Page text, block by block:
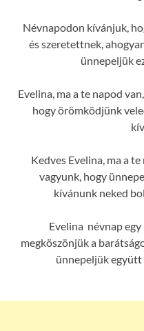
Névnapodon kívánjuk,
és szeretettnek,
ünnepeljük
Evelina, ma a te napod
hogy örömködjünk
Kedves Evelina, ma a
vagyunk, hogy
kívánunk neked
Evelina névnap
megköszönjük a
ünnepeljük együtt